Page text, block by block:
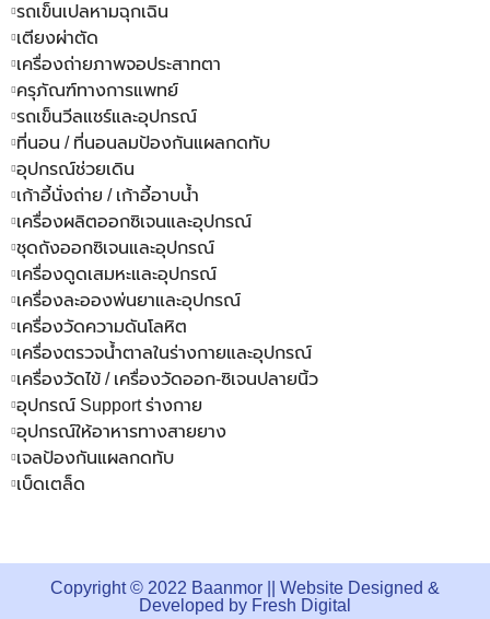
รถเข็นเปลหามฉุกเฉิน
เตียงผ่าตัด
เครื่องถ่ายภาพจอประสาทตา
ครุภัณฑ์ทางการแพทย์
รถเข็นวีลแชร์และอุปกรณ์
ที่นอน / ที่นอนลมป้องกันแผลกดทับ
อุปกรณ์ช่วยเดิน
เก้าอี้นั่งถ่าย / เก้าอี้อาบน้ำ
เครื่องผลิตออกซิเจนและอุปกรณ์
ชุดถังออกซิเจนและอุปกรณ์
เครื่องดูดเสมหะและอุปกรณ์
เครื่องละอองพ่นยาและอุปกรณ์
เครื่องวัดความดันโลหิต
เครื่องตรวจน้ำตาลในร่างกายและอุปกรณ์
เครื่องวัดไข้ / เครื่องวัดออก-ซิเจนปลายนิ้ว
อุปกรณ์ Support ร่างกาย
อุปกรณ์ให้อาหารทางสายยาง
เจลป้องกันแผลกดทับ
เบ็ดเตล็ด
Copyright © 2022 Baanmor || Website Designed &
Developed by Fresh Digital